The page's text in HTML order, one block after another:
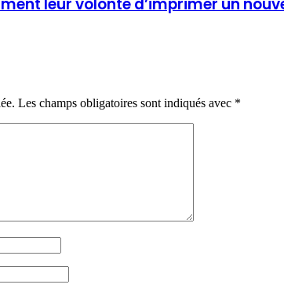
leur volonté d’imprimer un
Les champs obligatoires sont indiqués avec *